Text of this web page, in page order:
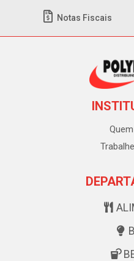
Notas Fiscais